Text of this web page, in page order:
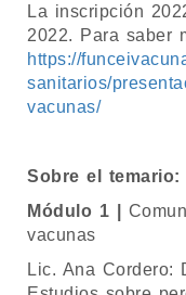
La inscripción
2022. Para saber
https://
sanitarios/
vacunas/
Sobre el temario:
Módulo 1 |
vacunas
Lic. Ana Cordero: